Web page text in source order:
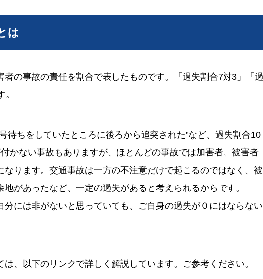
は
者の事故の責任を割合で表したものです。「過失割合7対3」「過
待ちをしていたところに後ろから追突された”など、過失割合10
かない事故もありますが、ほとんどの事故では加害者、被害者
なります。交通事故は一方の不注意だけで起こるのではなく、被
があったなど、一定の過失があると考えられるからです。
分には非がないと思っていても、ご自身の過失が０にはならない
、以下のリンクで詳しく解説しています。ご参考ください。